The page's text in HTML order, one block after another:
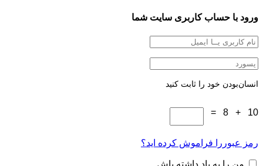
ورود با حساب کاربری سایت شما
انسان‌بودن خود را ثابت کنید
10 + 8 =
رمز عبوررا فراموش کرده اید؟